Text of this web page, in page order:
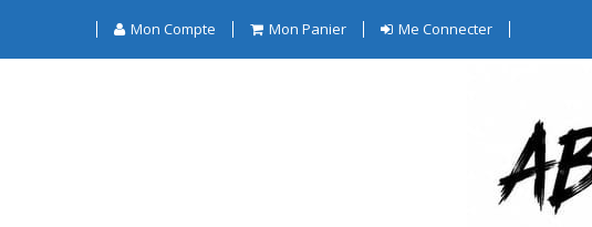
Mon Compte Mon Panier Me Connecter